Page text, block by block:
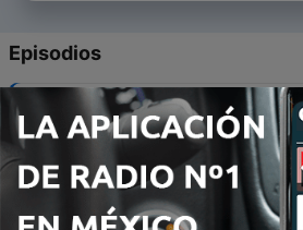
Episodios
5 Desarrollo sustentable
02 jun. 2022
4 - Manejo de Emociones